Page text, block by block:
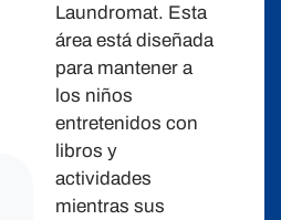
Laundromat. Esta
área está diseñada
para mantener a
los niños
entretenidos con
libros y
actividades
mientras sus